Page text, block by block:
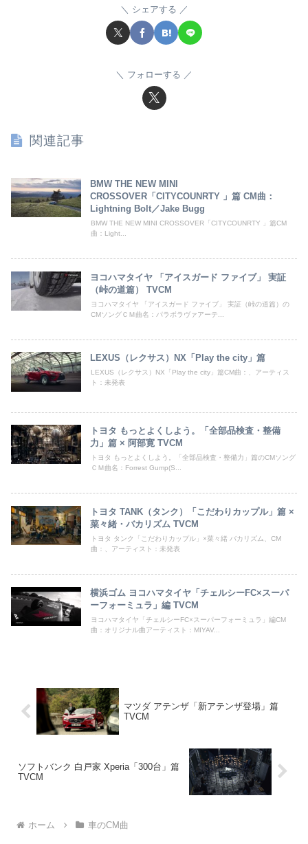
シェアする
フォローする
関連記事
BMW THE NEW MINI
CROSSOVER「CITYCOUNRTY 」篇 CM曲：
Lightning Bolt／Jake Bugg
BMW THE NEW MINI CROSSOVER「CITYCOUNRTY 」篇CM
曲：Light...
ヨコハマタイヤ 「アイスガード ファイブ」 実証
（峠の道篇） TVCM
ヨコハマタイヤ 「アイスガード ファイブ」 実証（峠の道篇）の
CMソングＣＭ曲名：パラボラヴァアーテ...
LEXUS（レクサス）NX「Play the city」篇
LEXUS（レクサス）NX「Play the city」篇CM曲：、アーティス
ト：未発表
トヨタ もっとよくしよう。「全部品検査・整備
力」篇 × 阿部寛 TVCM
トヨタ もっとよくしよう。「全部品検査・整備力」篇のCMソング
ＣＭ曲名：Forrest Gump(S...
トヨタ TANK（タンク）「こだわりカップル」篇 ×
菜々緒・バカリズム TVCM
トヨタ タンク「こだわりカップル」×菜々緒 バカリズム、CM
曲：、アーティスト：未発表
横浜ゴム ヨコハマタイヤ「チェルシーFC×スーパ
ーフォーミュラ」編 TVCM
ヨコハマタイヤ「チェルシーFC×スーパーフォーミュラ」編CM
曲：オリジナル曲アーティスト：MIYAV...
マツダ アテンザ「新アテンザ登場」篇
TVCM
ソフトバンク 白戸家 Xperia「300台」篇
TVCM
ホーム 車のCM曲